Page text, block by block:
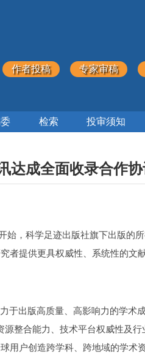
作者投稿 专家审稿
检索 投审须知
达成全面收录合作协
始，科学足迹出版社旗下出版的
者提供更具权威性、系统性的文献
于出版高质量、高影响力的学术
整合能力、技术平台权威性及
用户创造跨学科、跨地域的学术